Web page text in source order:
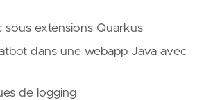
sous extensions Quarkus
dans une webapp Java avec
de logging